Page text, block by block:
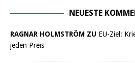
NEUESTE
RAGNAR HOLMSTRÖM ZU EU-Ziel:
jeden Preis